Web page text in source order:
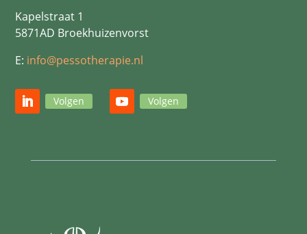
Kapelstraat 1
5871AD Broekhuizenvorst
E: info@pessotherapie.nl
Volgen Volgen